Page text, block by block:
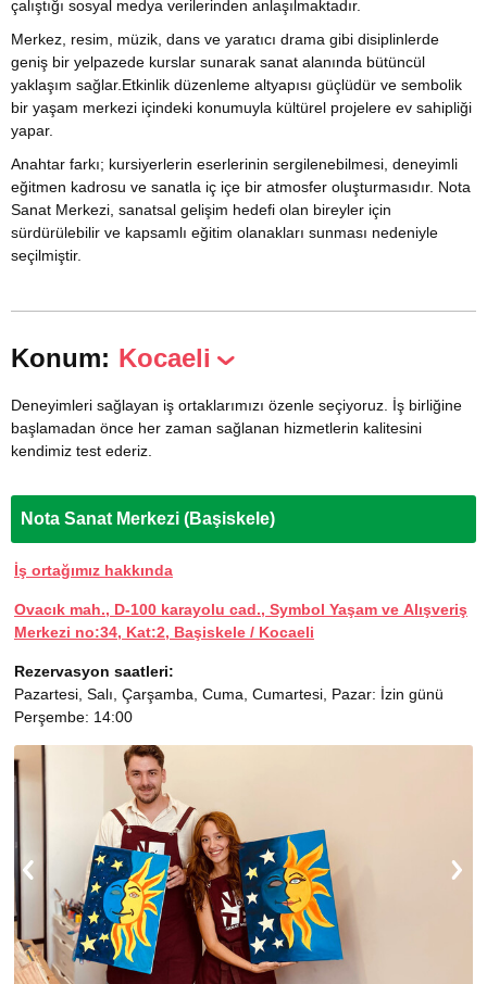
çalıştığı sosyal medya verilerinden anlaşılmaktadır.
Merkez, resim, müzik, dans ve yaratıcı drama gibi disiplinlerde
geniş bir yelpazede kurslar sunarak sanat alanında bütüncül
yaklaşım sağlar.Etkinlik düzenleme altyapısı güçlüdür ve sembolik
bir yaşam merkezi içindeki konumuyla kültürel projelere ev sahipliği
yapar.
Anahtar farkı; kursiyerlerin eserlerinin sergilenebilmesi, deneyimli
eğitmen kadrosu ve sanatla iç içe bir atmosfer oluşturmasıdır. Nota
Sanat Merkezi, sanatsal gelişim hedefi olan bireyler için
sürdürülebilir ve kapsamlı eğitim olanakları sunması nedeniyle
seçilmiştir.
Konum: Kocaeli
Deneyimleri sağlayan iş ortaklarımızı özenle seçiyoruz. İş birliğine
başlamadan önce her zaman sağlanan hizmetlerin kalitesini
kendimiz test ederiz.
Nota Sanat Merkezi (Başiskele)
İş ortağımız hakkında
Ovacık mah., D-100 karayolu cad., Symbol Yaşam ve Alışveriş
Merkezi no:34, Kat:2, Başiskele / Kocaeli
Rezervasyon saatleri:
Pazartesi, Salı, Çarşamba, Cuma, Cumartesi, Pazar: İzin günü
Perşembe: 14:00